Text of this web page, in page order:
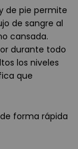
de pie permite
de sangre al
cansada.
durante todo
los niveles
que
forma rápida